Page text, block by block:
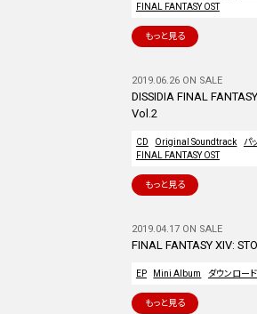
FINAL FANTASY OST
もっと見る
2019.06.26 ON SALE
DISSIDIA FINAL
Vol.2
CD Original Soundtrack パ
FINAL FANTASY OST
もっと見る
2019.04.17 ON SALE
FINAL FANTASY XIV:
EP Mini Album ダウンロー
もっと見る